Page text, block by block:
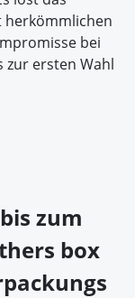
herkömmlichen
bei
zur ersten Wahl
zum
box